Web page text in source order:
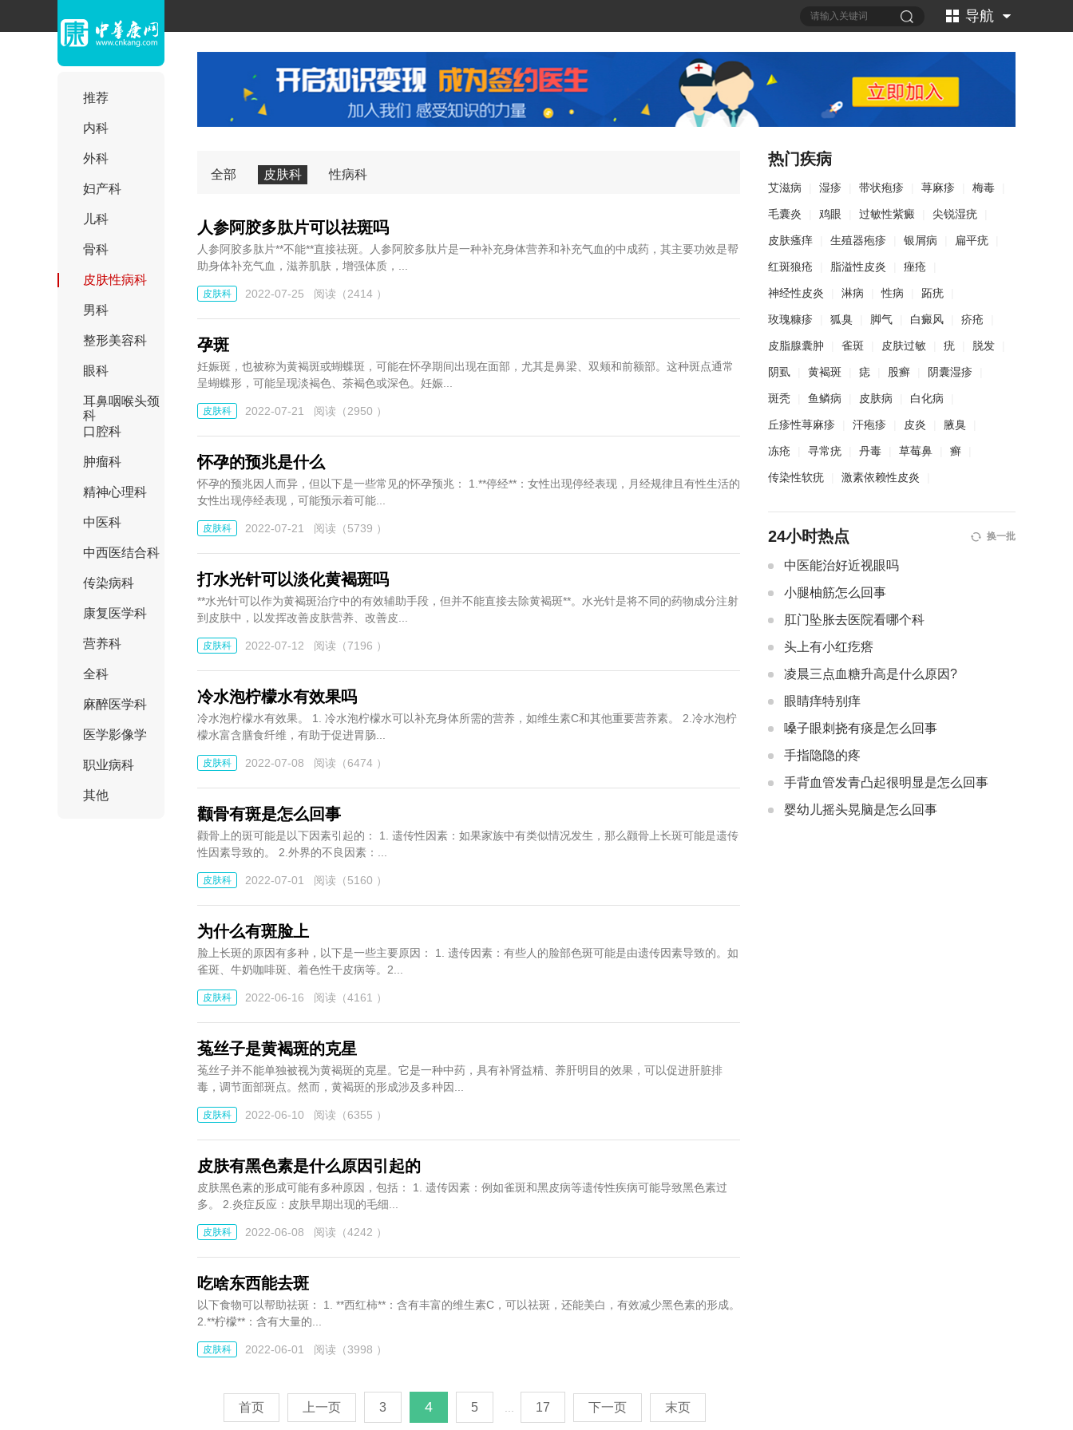
导航
推荐
内科
外科
妇产科
儿科
骨科
皮肤性病科
男科
整形美容科
眼科
耳鼻咽喉头颈
科
口腔科
肿瘤科
精神心理科
中医科
中西医结合科
传染病科
康复医学科
营养科
全科
麻醉医学科
医学影像学
职业病科
其他
全部 皮肤科 性病科
人参阿胶多肽片可以祛斑吗
人参阿胶多肽片**不能**直接祛斑。人参阿胶多肽片是一种补充身体营养和补充气血的中成药，其主要功效是帮
助身体补充气血，滋养肌肤，增强体质，...
皮肤科 2022-07-25 阅读（2414 ）
孕斑
妊娠斑，也被称为黄褐斑或蝴蝶斑，可能在怀孕期间出现在面部，尤其是鼻梁、双颊和前额部。这种斑点通常
呈蝴蝶形，可能呈现淡褐色、茶褐色或深色。妊娠...
皮肤科 2022-07-21 阅读（2950 ）
怀孕的预兆是什么
怀孕的预兆因人而异，但以下是一些常见的怀孕预兆： 1.**停经**：女性出现停经表现，月经规律且有性生活的
女性出现停经表现，可能预示着可能...
皮肤科 2022-07-21 阅读（5739 ）
打水光针可以淡化黄褐斑吗
**水光针可以作为黄褐斑治疗中的有效辅助手段，但并不能直接去除黄褐斑**。水光针是将不同的药物成分注射
到皮肤中，以发挥改善皮肤营养、改善皮...
皮肤科 2022-07-12 阅读（7196 ）
冷水泡柠檬水有效果吗
冷水泡柠檬水有效果。 1. 冷水泡柠檬水可以补充身体所需的营养，如维生素C和其他重要营养素。 2.冷水泡柠
檬水富含膳食纤维，有助于促进胃肠...
皮肤科 2022-07-08 阅读（6474 ）
颧骨有斑是怎么回事
颧骨上的斑可能是以下因素引起的： 1. 遗传性因素：如果家族中有类似情况发生，那么颧骨上长斑可能是遗传
性因素导致的。 2.外界的不良因素：...
皮肤科 2022-07-01 阅读（5160 ）
为什么有斑脸上
脸上长斑的原因有多种，以下是一些主要原因： 1. 遗传因素：有些人的脸部色斑可能是由遗传因素导致的。如
雀斑、牛奶咖啡斑、着色性干皮病等。2...
皮肤科 2022-06-16 阅读（4161 ）
菟丝子是黄褐斑的克星
菟丝子并不能单独被视为黄褐斑的克星。它是一种中药，具有补肾益精、养肝明目的效果，可以促进肝脏排
毒，调节面部斑点。然而，黄褐斑的形成涉及多种因...
皮肤科 2022-06-10 阅读（6355 ）
皮肤有黑色素是什么原因引起的
皮肤黑色素的形成可能有多种原因，包括： 1. 遗传因素：例如雀斑和黑皮病等遗传性疾病可能导致黑色素过
多。 2.炎症反应：皮肤早期出现的毛细...
皮肤科 2022-06-08 阅读（4242 ）
吃啥东西能去斑
以下食物可以帮助祛斑： 1. **西红柿**：含有丰富的维生素C，可以祛斑，还能美白，有效减少黑色素的形成。
2.**柠檬**：含有大量的...
皮肤科 2022-06-01 阅读（3998 ）
首页 上一页 3 4 5 17 下一页 末页
热门疾病
艾滋病 湿疹 带状疱疹 荨麻疹 梅毒
毛囊炎 鸡眼 过敏性紫癜 尖锐湿疣
皮肤瘙痒 生殖器疱疹 银屑病 扁平疣
红斑狼疮 脂溢性皮炎 痤疮
神经性皮炎 淋病 性病 跖疣
玫瑰糠疹 狐臭 脚气 白癜风 疥疮
皮脂腺囊肿 雀斑 皮肤过敏 疣 脱发
阴虱 黄褐斑 痣 股癣 阴囊湿疹
斑秃 鱼鳞病 皮肤病 白化病
丘疹性荨麻疹 汗疱疹 皮炎 腋臭
冻疮 寻常疣 丹毒 草莓鼻 癣
传染性软疣 激素依赖性皮炎
24小时热点 换一批
中医能治好近视眼吗
小腿柚筋怎么回事
肛门坠胀去医院看哪个科
头上有小红疙瘩
凌晨三点血糖升高是什么原因?
眼睛痒特别痒
嗓子眼刺挠有痰是怎么回事
手指隐隐的疼
手背血管发青凸起很明显是怎么回事
婴幼儿摇头晃脑是怎么回事